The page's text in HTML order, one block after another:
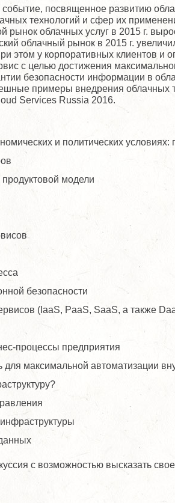
посвященное развитию
технологий и сфер их
облачных услуг в 2015 г.
облачный рынок в 2015 г.
этом у корпоративных клиентов и
с целью достижения
безопасности информации в
примеры внедрения облачных
Services Russia 2016.
и политических условиях:
модели
безопасности
(IaaS, PaaS, SaaS, а также
процессы предприятия
максимальной автоматизации
с возможностью высказать